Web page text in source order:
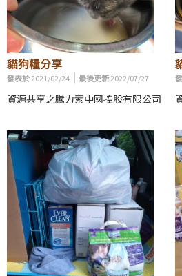
貓狗糧分享
發表於2021/02/24 最後更新2022/07/27
資源共享之騰力素中國控股有限公司